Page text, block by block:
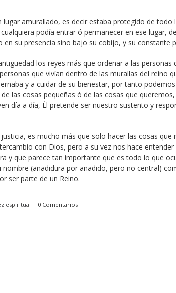
amurallado, es decir estaba protegido de todo
podía entrar ó permanecer en ese lugar,
su presencia sino bajo su cobijo, y su constante
los reyes más que ordenar a las
que vivían dentro de las murallas del reino
y a cuidar de su bienestar, por tanto
las cosas pequeñas ó de las cosas que
día a día, Él pretende ser nuestro sustento y
es mucho más que solo hacer las cosas
con Dios, pero a su vez nos hace
y que parece tan importante que es todo lo que
(añadidura por añadido, pero no central)
ser parte de un Reino.
espiritual 0 Comentarios